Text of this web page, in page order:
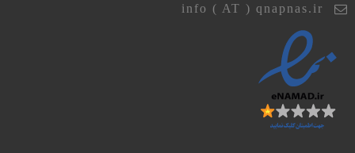
info ( AT ) qnapnas.ir